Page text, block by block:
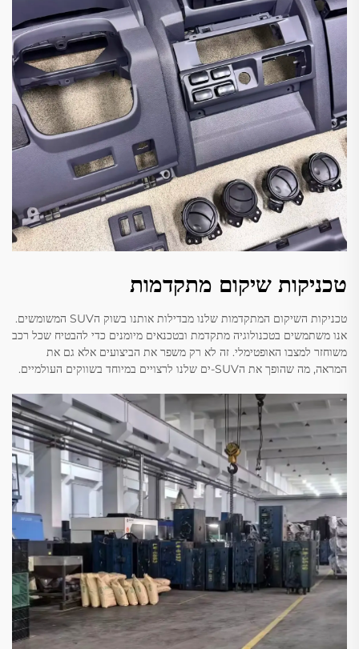
טכניקות שיקום מתקדמות
טכניקות השיקום המתקדמות שלנו מבדילות אותנו בשוק הSUV המשומשים.
אנו משתמשים בטכנולוגיה מתקדמת ובטכנאים מיומנים כדי להבטיח שכל רכב
משוחזר למצבו האופטימלי. זה לא רק משפר את הביצועים אלא גם את
המראה, מה שהופך את הSUV-ים שלנו לרצויים במיוחד בשווקים העולמיים.